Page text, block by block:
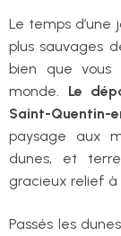
Le temps d’une
plus sauvages
bien que vous
monde. Le
Saint-Quentin-
paysage aux
dunes, et
gracieux relief
Passés les